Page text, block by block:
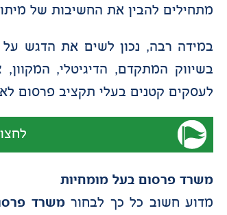
מתחילים להבין את החשיבות של
במידה רבה, נכון לשים את הדגש על
בשיווק המתקדם, הדיגיטלי,
לעסקים קטנים בעלי תקציב פרסום
משרד פרסום בעל מומחיות
מדוע חשוב כל כך לבחורמשרד